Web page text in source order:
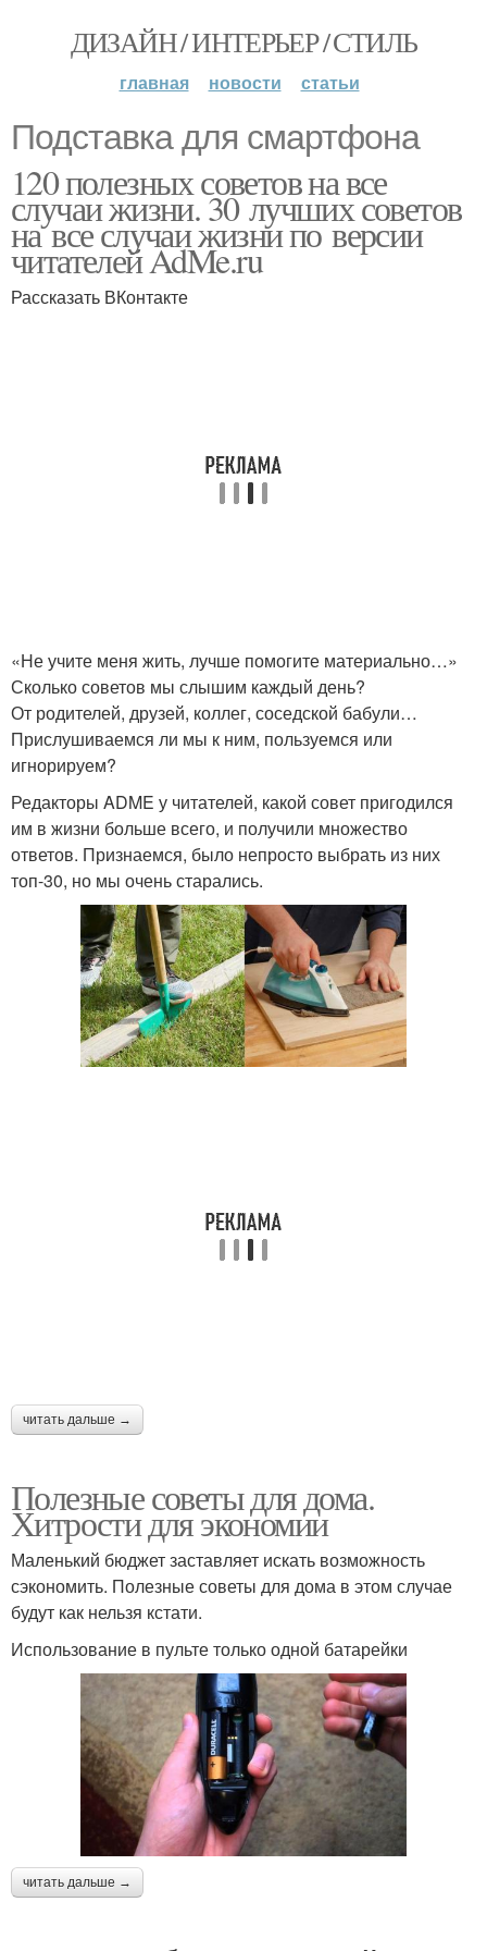
ДИЗАЙН / ИНТЕРЬЕР / СТИЛЬ
главная новости статьи
Подставка для смартфона
120 полезных советов на все
случаи жизни. 30 лучших советов
на все случаи жизни по версии
читателей AdMe.ru
Рассказать ВКонтакте
«Не учите меня жить, лучше помогите материально…»
Сколько советов мы слышим каждый день?
От родителей, друзей, коллег, соседской бабули…
Прислушиваемся ли мы к ним, пользуемся или
игнорируем?
Редакторы ADME у читателей, какой совет пригодился
им в жизни больше всего, и получили множество
ответов. Признаемся, было непросто выбрать из них
топ-30, но мы очень старались.
читать дальше →
Полезные советы для дома.
Хитрости для экономии
Маленький бюджет заставляет искать возможность
сэкономить. Полезные советы для дома в этом случае
будут как нельзя кстати.
Использование в пульте только одной батарейки
читать дальше →